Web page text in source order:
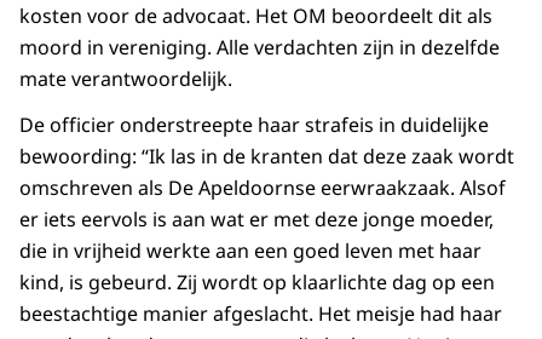
kosten voor de advocaat. Het OM beoordeelt dit als
moord in vereniging. Alle verdachten zijn in dezelfde
mate verantwoordelijk.
De officier onderstreepte haar strafeis in duidelijke
bewoording: “Ik las in de kranten dat deze zaak wordt
omschreven als De Apeldoornse eerwraakzaak. Alsof
er iets eervols is aan wat er met deze jonge moeder,
die in vrijheid werkte aan een goed leven met haar
kind, is gebeurd. Zij wordt op klaarlichte dag op een
beestachtige manier afgeslacht. Het meisje had haar